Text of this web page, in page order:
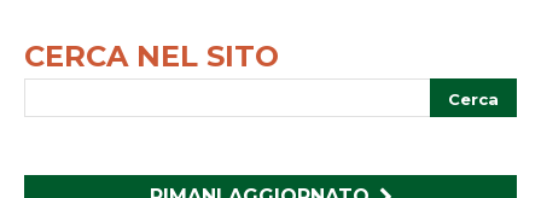
CERCA NEL SITO